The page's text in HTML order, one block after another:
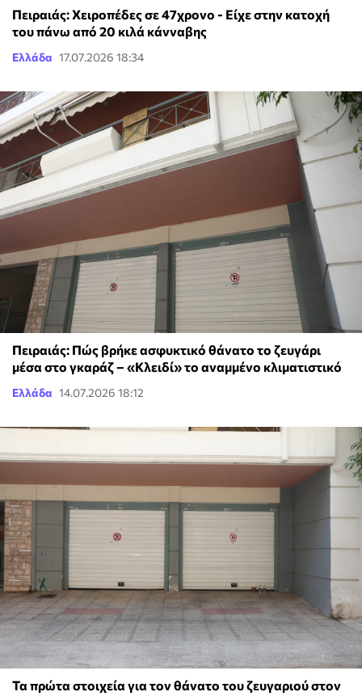
Πειραιάς: Χειροπέδες σε 47χρονο - Είχε στην κατοχή
του πάνω από 20 κιλά κάνναβης
Ελλάδα 17.07.2026 18:34
Πειραιάς: Πώς βρήκε ασφυκτικό θάνατο το ζευγάρι
μέσα στο γκαράζ – «Κλειδί» το αναμμένο κλιματιστικό
Ελλάδα 14.07.2026 18:12
Τα πρώτα στοιχεία για τον θάνατο του ζευγαριού στον